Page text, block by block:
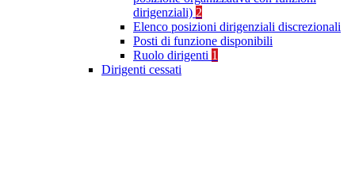
dirigenziali) 2
Elenco posizioni dirigenziali discrezionali
Posti di funzione disponibili
Ruolo dirigenti 1
Dirigenti cessati